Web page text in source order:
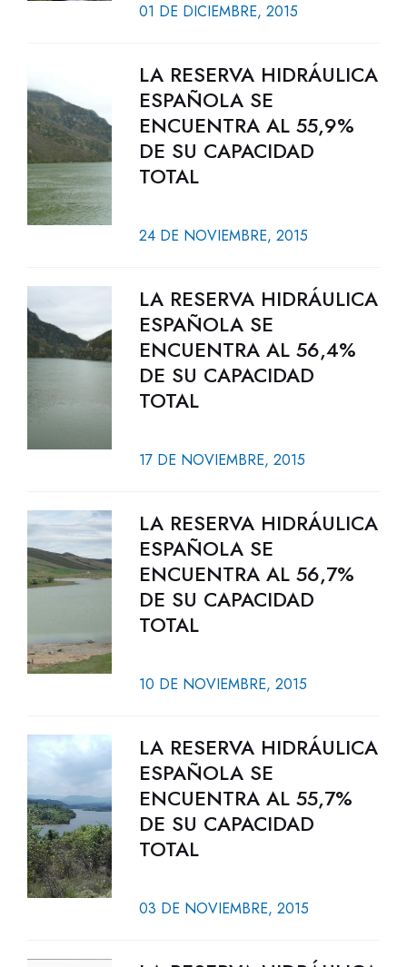
01 DE DICIEMBRE, 2015
LA RESERVA HIDRÁULICA
ESPAÑOLA SE
ENCUENTRA AL 55,9%
DE SU CAPACIDAD
TOTAL
24 DE NOVIEMBRE, 2015
LA RESERVA HIDRÁULICA
ESPAÑOLA SE
ENCUENTRA AL 56,4%
DE SU CAPACIDAD
TOTAL
17 DE NOVIEMBRE, 2015
LA RESERVA HIDRÁULICA
ESPAÑOLA SE
ENCUENTRA AL 56,7%
DE SU CAPACIDAD
TOTAL
10 DE NOVIEMBRE, 2015
LA RESERVA HIDRÁULICA
ESPAÑOLA SE
ENCUENTRA AL 55,7%
DE SU CAPACIDAD
TOTAL
03 DE NOVIEMBRE, 2015